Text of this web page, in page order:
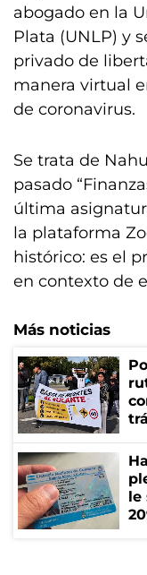
abogado en la
Plata (UNLP) y
privado de
manera virtual
de coronavirus.
Se trata de
pasado
última
la plataforma
histórico: es el
en contexto de
Más noticias
le